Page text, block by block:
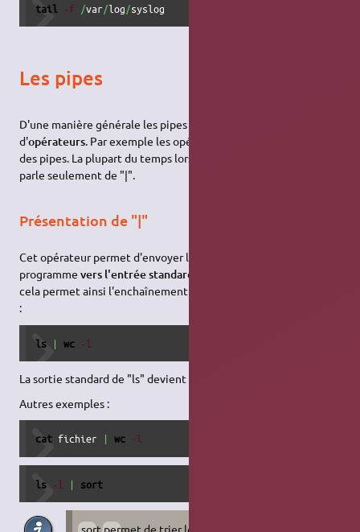
tail -f /var/log/syslog
Les pipes
D'une manière générale les pipes sont tout une gamme
d'opérateurs. Par exemple les opérateurs de redirection sont
des pipes. La plupart du temps lorsque l'on parle de pipe, on
parle seulement de "|".
Présentation de "|"
Cet opérateur permet d'envoyer la
programmevers l'entrée standard
cela permet ainsi l'enchaînement des commandes. Par exemple
:
ls | wc -l
La sortie standard de "ls" devient l'entrée standard de "wc -l".
Autres exemples :
cat fichier | wc -l
ls -l | sort
sort permet de trier les lignes d'un fichier texte,